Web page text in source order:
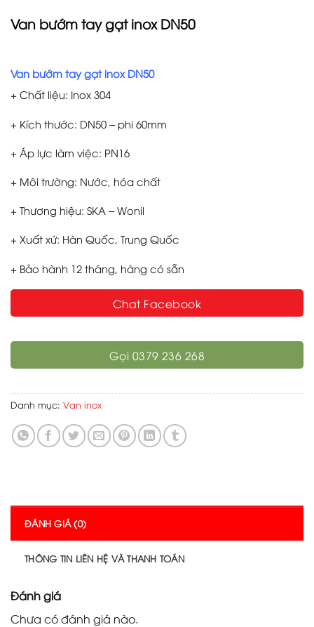
Van bướm tay gạt inox DN50
Van bướm tay gạt inox DN50
+ Chất liệu: Inox 304
+ Kích thước: DN50 – phi 60mm
+ Áp lực làm việc: PN16
+ Môi trường: Nước, hóa chất
+ Thương hiệu: SKA – Wonil
+ Xuất xứ: Hàn Quốc, Trung Quốc
+ Bảo hành 12 tháng, hàng có sẵn
Chat Facebook
Gọi 0379 236 268
Danh mục: Van inox
ĐÁNH GIÁ (0)
THÔNG TIN LIÊN HỆ VÀ THANH TOÁN
Đánh giá
Chưa có đánh giá nào.